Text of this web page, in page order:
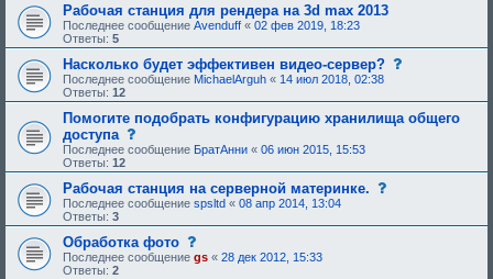
е
н
:
р
е
ю
щ
о
о
р
е
н
я
Рабочая станция для рендера на 3d max 2013
Последнее сообщение Avenduff « 02 фев 2019, 18:23
Ответы: 5
Насколько будет эффективен видео-сервер?
б
щ
е
Последнее сообщение MichaelArguh « 14 июл 2018, 02:38
Ответы: 12
Помогите подобрать конфигурацию хранилища общего
доступа
о
о
б
щ
е
н
и
е
,
т
Последнее сообщение БратАнни « 06 июн 2015, 15:53
Ответы: 12
Рабочая станция на серверной материнке.
б
Последнее сообщение spsltd « 08 апр 2014, 13:04
Ответы: 3
Обработка фото
о
о
Последнее сообщение gs « 28 дек 2012, 15:33
Ответы: 2